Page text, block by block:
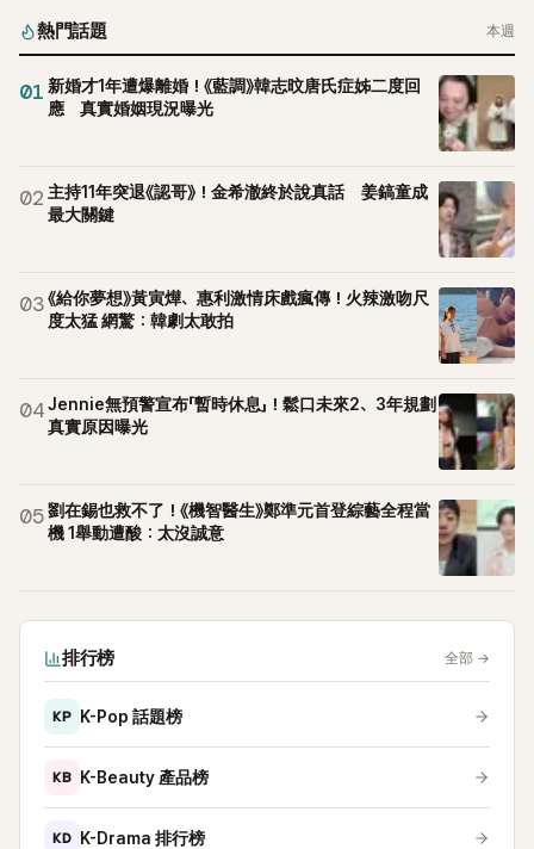
熱門話題 本週
01 新婚才1年遭爆離婚！《藍調》韓志旼唐氏症姊二度回
應 真實婚姻現況曝光
02 主持11年突退《認哥》！金希澈終於說真話 姜鎬童成
最大關鍵
03《給你夢想》黃寅燁、惠利激情床戲瘋傳！火辣激吻尺
度太猛 網驚：韓劇太敢拍
04Jennie無預警宣布「暫時休息」！鬆口未來2、3年規劃
真實原因曝光
05劉在錫也救不了！《機智醫生》鄭準元首登綜藝全程當
機 1舉動遭酸：太沒誠意
排行榜 全部 →
KP K-Pop 話題榜
KB K-Beauty 產品榜
KD K-Drama 排行榜